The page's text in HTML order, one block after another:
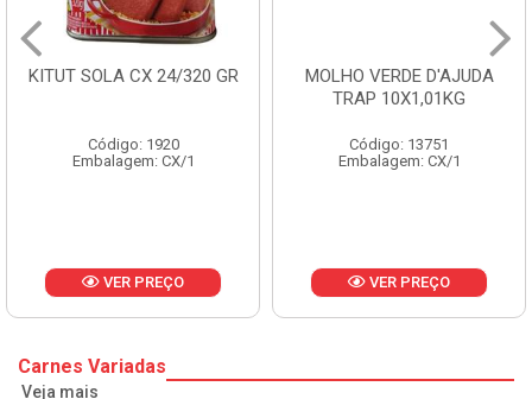
KITUT SOLA CX 24/320 GR
Código: 1920
Embalagem: CX/1
VER PREÇO
MOLHO VERDE D'AJUDA
TRAP 10X1,01KG
Código: 13751
Embalagem: CX/1
VER PREÇO
Carnes Variadas
Veja mais